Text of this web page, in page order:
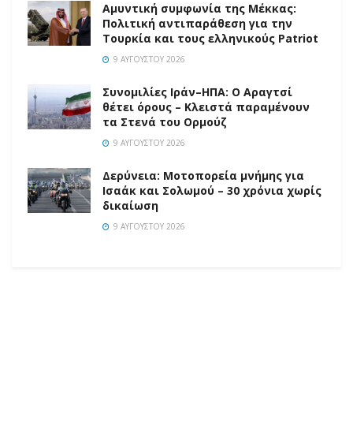
Αμυντική συμφωνία της Μέκκας:
Πολιτική αντιπαράθεση για την
Τουρκία και τους ελληνικούς Patriot
9 ΑΥΓΟΎΣΤΟΥ 2026
Συνομιλίες Ιράν–ΗΠΑ: Ο Αραγτσί
θέτει όρους – Κλειστά παραμένουν
τα Στενά του Ορμούζ
9 ΑΥΓΟΎΣΤΟΥ 2026
Δερύνεια: Μοτοπορεία μνήμης για
Ισαάκ και Σολωμού – 30 χρόνια χωρίς
δικαίωση
9 ΑΥΓΟΎΣΤΟΥ 2026